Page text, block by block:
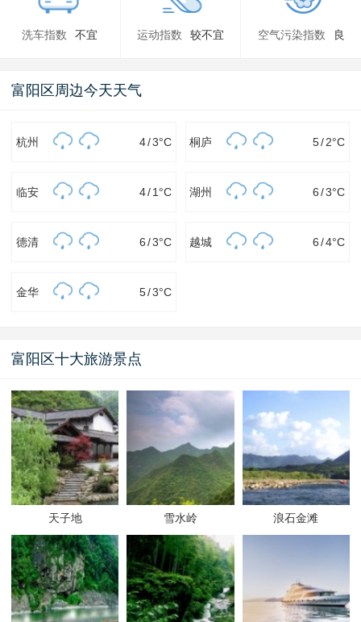
洗车指数 不宜 运动指数 较不宜 空气污染指数 良
富阳区周边今天天气
杭州 4/3°C 桐庐 5/2°C
临安 4/ 1 °C 湖州 6 /3°C
德清 6/3°C 越城 6 /4°C
金华 5/3°C
富阳区十大旅游景点
天子地 雪水岭 浪石金滩